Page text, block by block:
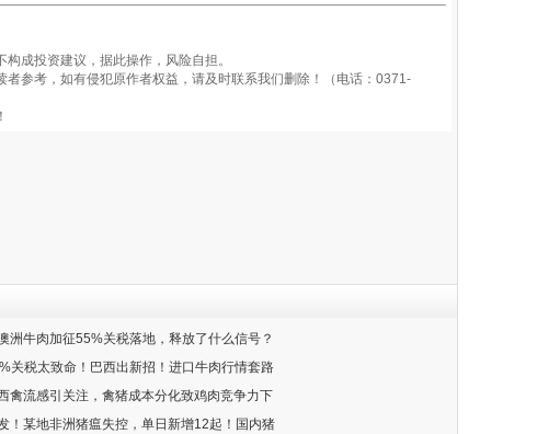
成投资建议，据此操作，风险自担。
参考，如有侵犯原作者权益，请及时联系我们删除！（电话：0371-
洲牛肉加征55%关税落地，释放了什么信号？
关税太致命！巴西出新招！进口牛肉行情套路
禽流感引关注，禽猪成本分化致鸡肉竞争力下
！某地非洲猪瘟失控，单日新增12起！国内猪